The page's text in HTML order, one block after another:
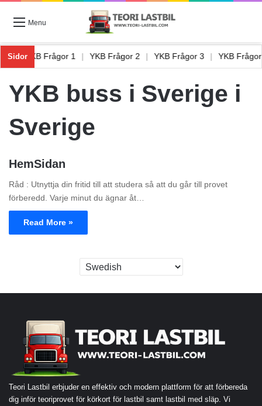
Menu
Sidor
9 | YKB Frågor 1 YKB Frågor 2 YKB Frågor 3 YKB
YKB buss i Sverige i
Sverige
HemSidan
Råd : Utnyttja din fritid till att studera så att du går till provet
förberedd. Varje minut du ägnar åt…
Read More »
Teori Lastbil erbjuder en effektiv och modern plattform för att förbereda
dig inför teoriprovet för körkort för lastbil samt lastbil med släp. Vi